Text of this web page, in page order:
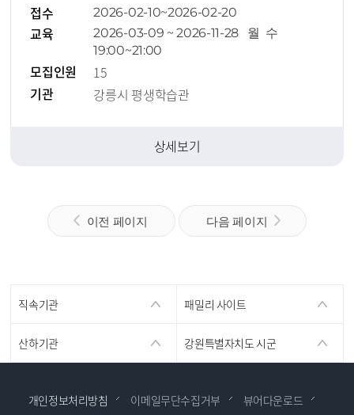
접수 2026-02-10~2026-02-20
교육
2026-03-09 ~ 2026-11-28 월 수
19:00~21:00
모집인원
15
기관
강릉시 평생학습관
상세보기
이전 페이지 다음 페이지
직속기관 패밀리 사이트
산하기관 강원특별자치도 시군
개인정보처리방침 이메일무단수집거부
뷰어다운로드